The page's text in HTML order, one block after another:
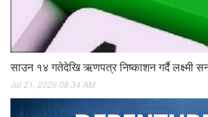
साउन १४ गतेदेखि ऋणपत्र निष्काशन गर्दै लक्ष्मी
Jul 21, 2026 08:34 AM